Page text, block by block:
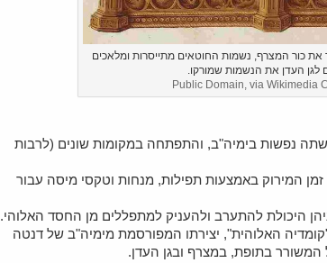
ה-15 המתאר את כור המצרף, נשמות החוטאים מתייסרות ומלאכים
לגן העדן את הנשמות שמורקו.
Public Domain, via Wikimedia
נפשות בימיה"ב, והתפתחה במקומות שונים (לרבות
המירוק באמצעות תפילות, מנחות וטקסי מיסה עבור
היכולת להתערב ולהעניק למתפללים מן החסד האלוהי.
"קומדיה האלוהית", יצירתו המפורסמת מימיה"ב של דנטה
בתופת, במצרף ובגן העדן.